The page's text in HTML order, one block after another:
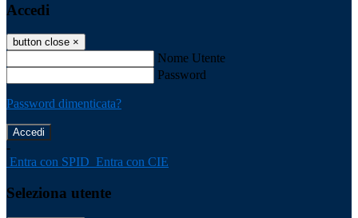
Accedi
button close ×
Nome Utente
Password
Password dimenticata?
-
Entra con SPID Entra con CIE
Seleziona utente